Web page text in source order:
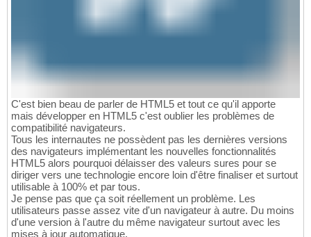
C'est bien beau de parler de HTML5 et tout ce qu'il apporte
mais développer en HTML5 c'est oublier les problèmes de
compatibilité navigateurs.
Tous les internautes ne possèdent pas les dernières versions
des navigateurs implémentant les nouvelles fonctionnalités
HTML5 alors pourquoi délaisser des valeurs sures pour se
diriger vers une technologie encore loin d'être finaliser et surtout
utilisable à 100% et par tous.
Je pense pas que ça soit réellement un problème. Les
utilisateurs passe assez vite d'un navigateur à autre. Du moins
d'une version à l'autre du même navigateur surtout avec les
mises à jour automatique.